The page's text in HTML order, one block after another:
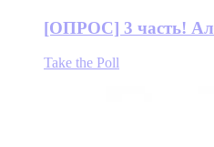
[ОПРОС] 3 часть!
Take the Poll